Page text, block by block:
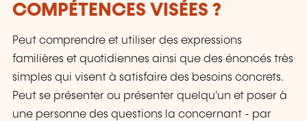
COMPÉTENCES VISÉES ?
Peut comprendre et utiliser des expressions
familières et quotidiennes ainsi que des énoncés très
simples qui visent à satisfaire des besoins concrets.
Peut se présenter ou présenter quelqu'un et poser à
une personne des questions la concernant - par